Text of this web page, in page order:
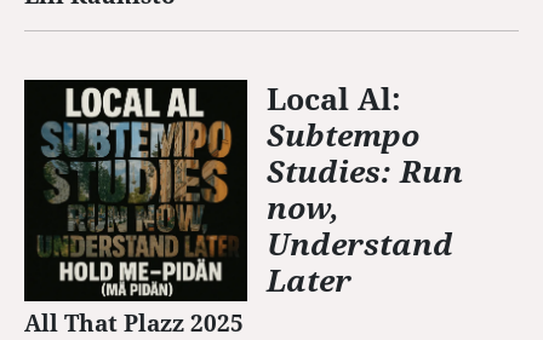
Local Al:
Subtempo
Studies: Run
now,
Understand
Later
All That Plazz 2025